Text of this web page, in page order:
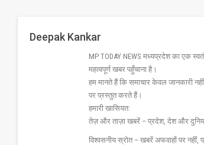
Deepak Kankar
MP TODAY NEWS मध्यप्रदेश का एक
महत्वपूर्ण खबर पहुँचाना है।
हम मानते हैं कि समाचार केवल जानकारी
पर प्रस्तुत करते हैं।
हमारी खासियत:
तेज़ और ताज़ा खबरें – प्रदेश, देश और
विश्वसनीय स्रोत – खबरें अफवाहों पर नहीं,